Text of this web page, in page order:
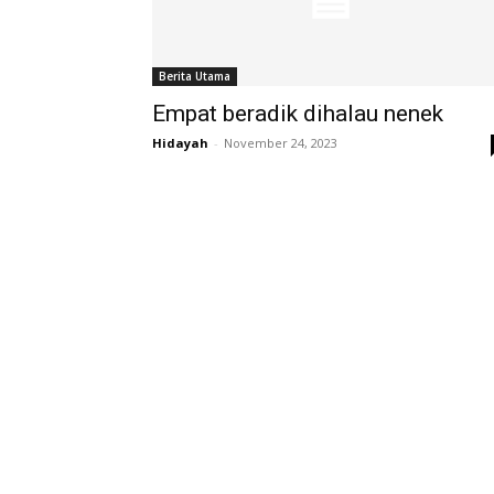
Berita Utama
Empat beradik dihalau nenek
Hidayah - November 24, 2023